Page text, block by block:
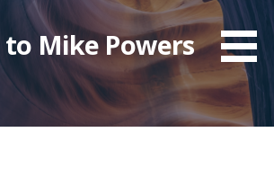
Mike Powers